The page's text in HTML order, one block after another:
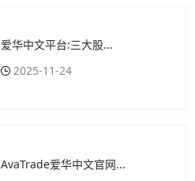
爱华中文平台:三大股...
2025-11-24
AvaTrade爱华中文官网...